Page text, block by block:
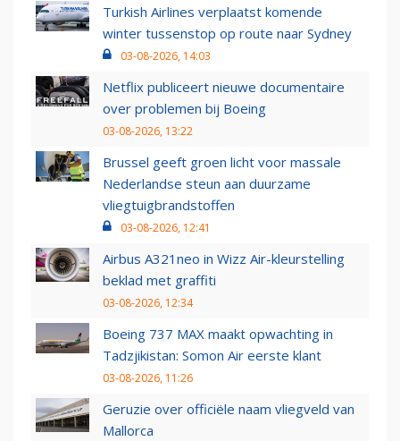
Turkish Airlines verplaatst komende
winter tussenstop op route naar Sydney
03-08-2026, 14:03
Netflix publiceert nieuwe documentaire
over problemen bij Boeing
03-08-2026, 13:22
Brussel geeft groen licht voor massale
Nederlandse steun aan duurzame
vliegtuigbrandstoffen
03-08-2026, 12:41
Airbus A321neo in Wizz Air-kleurstelling
beklad met graffiti
03-08-2026, 12:34
Boeing 737 MAX maakt opwachting in
Tadzjikistan: Somon Air eerste klant
03-08-2026, 11:26
Geruzie over officiële naam vliegveld van
Mallorca